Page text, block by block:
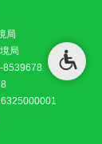
局
局
8539678